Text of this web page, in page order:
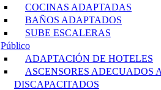
COCINAS ADAPTADAS
BAÑOS ADAPTADOS
SUBE ESCALERAS
Público
ADAPTACIÓN DE HOTELES
ASCENSORES ADECUADOS
DISCAPACITADOS